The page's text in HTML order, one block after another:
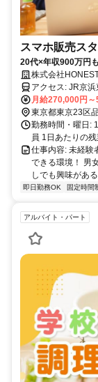
スマホ販売ス
20代×年収900万円
企業の当社です。
株式会社
アクセス: JR京浜東北線大井町駅徒歩3分。JR上野東京ライン3分。り
んかい線徒歩3分
月給270,000円～
東京都東京23区
勤務時間・曜日:
員 1日あたりの
仕事内容: 未経験
できる環境！ 男
しでも興味があ
即日勤務OK 固定時間
アルバイト・パート